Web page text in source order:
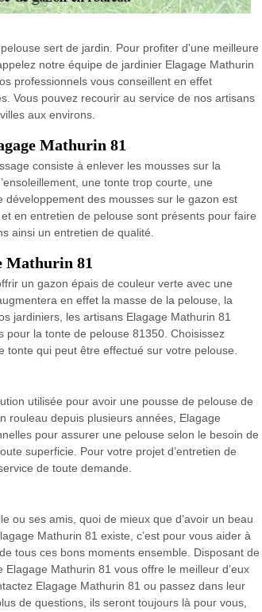
sert de jardin. Pour profiter d'une meilleure
notre équipe de jardinier Elagage Mathurin
professionnels vous conseillent en effet
Vous pouvez recourir au service de nos artisans
aux environs.
Mathurin 81
consiste à enlever les mousses sur la
une tonte trop courte, une
des mousses sur le gazon est
en entretien de pelouse sont présents pour faire
ainsi un entretien de qualité.
Mathurin 81
un gazon épais de couleur verte avec une
en effet la masse de la pelouse, la
jardiniers, les artisans Elagage Mathurin 81
la tonte de pelouse 81350. Choisissez
tonte qui peut être effectué sur votre pelouse.
utilisée pour avoir une pousse de pelouse de
rouleau depuis plusieurs années, Elagage
pour assurer une pelouse selon le besoin de
superficie. Pour votre projet d’entretien de
de toute demande.
ou ses amis, quoi de mieux que d’avoir un beau
Mathurin 81 existe, c’est pour vous aider à
tous ces bons moments ensemble. Disposant de
Mathurin 81 vous offre le meilleur d’eux
Elagage Mathurin 81 ou passez dans leur
de questions, ils seront toujours là pour vous,